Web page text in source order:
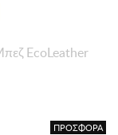
EcoLeather
ΠΡΟΣΦΟΡΑ